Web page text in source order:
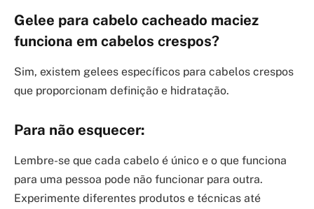
Gelee para cabelo cacheado maciez
funciona em cabelos crespos?
Sim, existem gelees específicos para cabelos crespos
que proporcionam definição e hidratação.
Para não esquecer:
Lembre-se que cada cabelo é único e o que funciona
para uma pessoa pode não funcionar para outra.
Experimente diferentes produtos e técnicas até